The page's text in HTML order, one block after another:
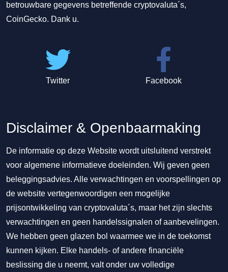
betrouwbare gegevens betreffende cryptovaluta´s,
CoinGecko. Dank u.
Twitter Facebook
Disclaimer & Openbaarmaking
De informatie op deze Website wordt uitsluitend verstrekt
voor algemene informatieve doeleinden. Wij geven geen
beleggingsadvies. Alle verwachtingen en voorspellingen op
de website vertegenwoordigen een mogelijke
prijsontwikkeling van cryptovaluta´s, maar het zijn slechts
verwachtingen en geen handelssignalen of aanbevelingen.
We hebben geen glazen bol waarmee we in de toekomst
kunnen kijken. Elke handels- of andere financiële
beslissing die u neemt, valt onder uw volledige